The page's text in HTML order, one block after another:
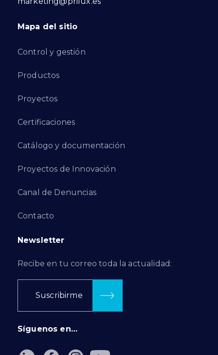
Mapa del sitio
Control y gestión
Productos
Proyectos
Certificaciones
Catálogo y documentación
Proyectos de Innovación
Canal de Denuncias
Contacto
Newsletter
Recibe en tu correo toda la actualidad:
Suscribirme
Síguenos en…